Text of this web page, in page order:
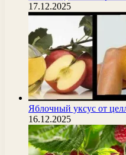
17.12.2025
Яблочный уксус от
16.12.2025